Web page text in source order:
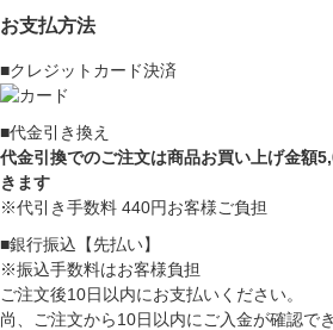
お支払方法
■クレジットカード決済
■代金引き換え
代金引換でのご注文は商品お買い上げ金額
きます
※代引き手数料 440円お客様ご負担
■銀行振込【先払い】
※振込手数料はお客様負担
ご注文後10日以内にお支払いください。
尚、ご注文から10日以内にご入金が確認で